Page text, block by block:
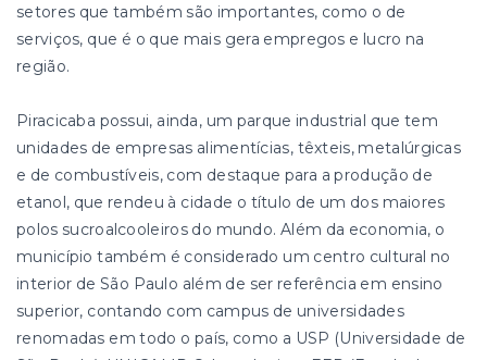
setores que também são importantes, como o de
serviços, que é o que mais gera empregos e lucro na
região.
Piracicaba possui, ainda, um parque industrial que tem
unidades de empresas alimentícias, têxteis, metalúrgicas
e de combustíveis, com destaque para a produção de
etanol, que rendeu à cidade o título de um dos maiores
polos sucroalcooleiros do mundo. Além da economia, o
município também é considerado um centro cultural no
interior de São Paulo além de ser referência em ensino
superior, contando com campus de universidades
renomadas em todo o país, como a USP (Universidade de